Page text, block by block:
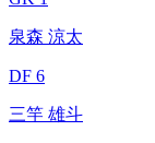
泉森 涼太
DF 6
三竿 雄斗